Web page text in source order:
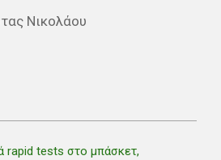
Νικολάου
rapid tests στο μπάσκετ,